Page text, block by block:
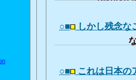
○■ しかし残念
○■ これは日本